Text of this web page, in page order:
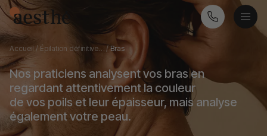
Accueil / Épilation définitive… / Bras
Nos praticiens analysent vos bras en
regardant attentivement la couleur
de vos poils et leur épaisseur, mais analyse
également votre peau.